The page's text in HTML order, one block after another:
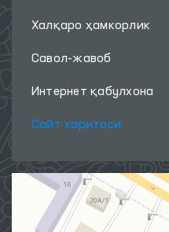
Халқаро ҳамкорлик
Савол-жавоб
Интернет қабулхона
Сайт харитаси